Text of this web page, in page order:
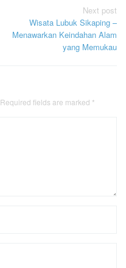
Next post
Wisata Lubuk Sikaping –
Menawarkan Keindahan Alam
yang Memukau
Required fields are marked *